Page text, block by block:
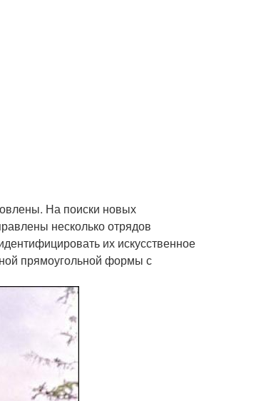
На поиски новых
несколько отрядов
их искусственное
прямоугольной формы с